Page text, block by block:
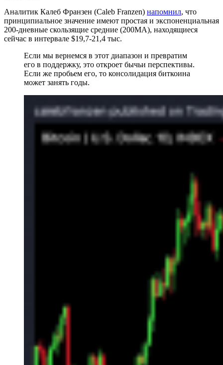
Аналитик Калеб Франзен (Caleb Franzen) напомнил, что
принципиальное значение имеют простая и экспоненциальная
200-дневные скользящие средние (200MA), находящиеся
сейчас в интервале $19,7-21,4 тыс.
Если мы вернемся в этот диапазон и превратим
его в поддержку, это откроет бычьи перспективы.
Если же пробьем его, то консолидация биткоина
может занять годы.